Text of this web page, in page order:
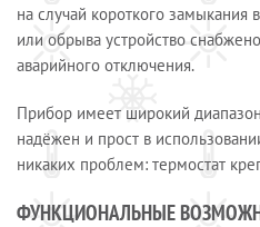
на случай короткого замыкания
или обрыва устройство
аварийного отключения.
Прибор имеет широкий
надёжен и прост в
никаких проблем: термостат
ФУНКЦИОНАЛЬНЫЕ